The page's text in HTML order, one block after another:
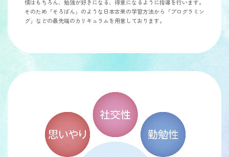
慣はもちろん、勉強が好きになる、得意になるように指導を行います。
そのため「そろばん」のような日本古来の学習方法から「プログラミン
グ」などの最先端のカリキュラムを用意しております。